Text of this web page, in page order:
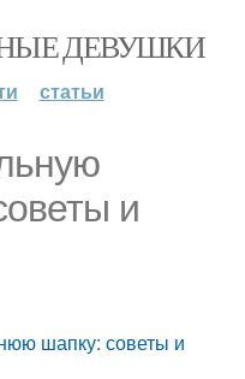
ДЕВУШКИ
статьи
и
шапку: советы и